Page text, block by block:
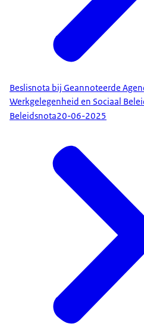
Beslisnota bij Geannoteerde
Werkgelegenheid en Sociaal
Beleidsnota20-06-2025